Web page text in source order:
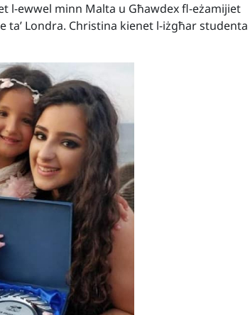
l-ewwel minn Malta u Għawdex fl-eżamijiet
ta’ Londra. Christina kienet l-iżgħar studenta